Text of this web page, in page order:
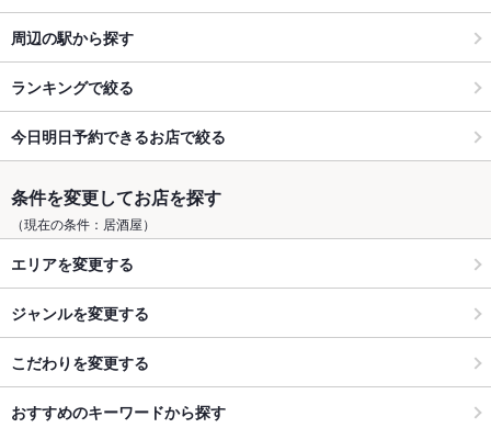
周辺の駅から探す
ランキングで絞る
今日明日予約できるお店で絞る
条件を変更してお店を探す
（現在の条件：居酒屋）
エリアを変更する
ジャンルを変更する
こだわりを変更する
おすすめのキーワードから探す